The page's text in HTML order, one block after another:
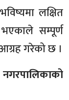
लक्षित
सम्पूर्ण
गरेको छ ।